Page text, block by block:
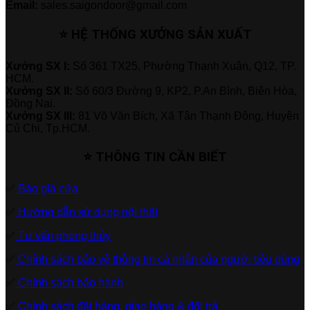
Báo giá cửa
Hướng dẫn sử dụng nội thất
Tư vấn phong thủy
Chính sách bảo vệ thông tin cá nhân của người tiêu dùng
Chính sách bảo hành
Chính sách đặt hàng, giao hàng & đổi trả